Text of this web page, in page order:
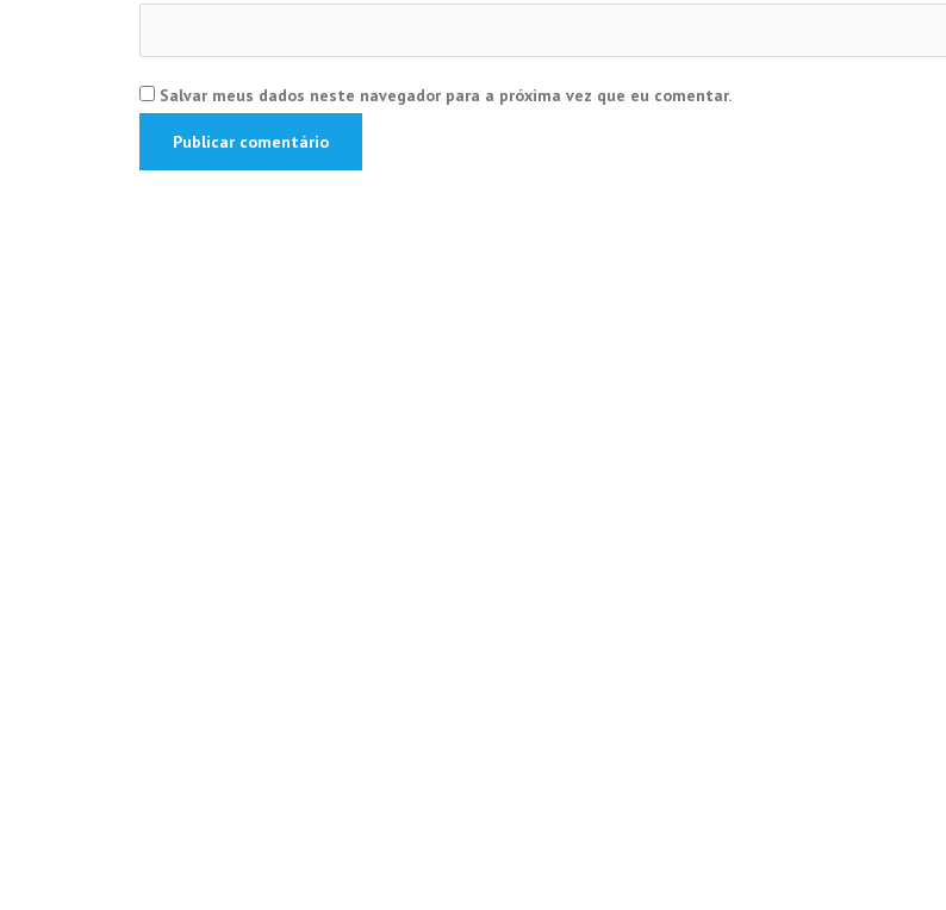
Salvar meus dados neste navegador para a próxima vez que eu comentar.